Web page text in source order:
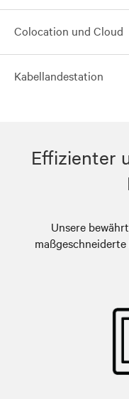
effiziente
Colocation und Cloud
Global Solutions
Kabellandestation
Effizienter
Unsere